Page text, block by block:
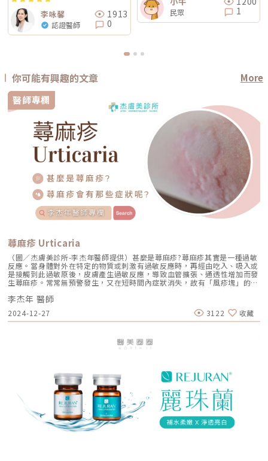
李咏馨
認證醫師
1913
0
民眾
1
你可能有興趣的文章
More
醫師專欄
蕁麻疹 Urticaria
（圖／杰膚美診所-李杰年醫師提供）甚麼是蕁麻疹?蕁麻疹其實是一種過敏
反應。當身體對外在特定的物質或刺激有過敏反應時，再經由吃入、吸入或
是接觸到此過敏原後，皮膚產生過敏反應，導致血管擴張、通透性增加而發
生蕁麻疹。常常無預警發生，又在短時間內症狀消失，故有「風疹塊」的俗
稱。一般分為急性蕁麻疹、慢性蕁麻疹及物理性蕁麻疹。蕁麻疹會有那些症
狀呢?皮膚會突起大小不一、界線清楚、紅或白隆起的膨疹(wheal)，當搔癢
到皮膚其他未發疹處，隨後也會引起膨疹。主要集中在手臂、臉及腿等部
位。若在嘴唇、眼這些皮膚薄的地方，因皮膚內血管擴張，通透性增加導致
腫脹，造成血管性水腫（angioedema）。蕁麻疹也可能發生在胃腸道及喉
疹好發在那些人身上?有三分之一的人都有過蕁麻疹經驗，大多為年輕女
性，其他包括過敏體質、感染、有遺傳病史、內分泌失調患者、生活壓力過
（Basophils）刺激免疫球蛋白IgE抗體產生作用，並產生釋放多種物質，
造成血管壁滲透性增加/腫脹，其中組織胺會引發癢、紅疹。當肥大細胞
（Mast Cell）在真皮或皮下組織被活化，就可能造成血管性水腫
（angioedema）。常見病因如下：吸入抗原：如花粉、毛髮、塵蟎、黴菌
孢子、動物毛髮及皮屑等。食物：如奶、蛋、堅果、花生、大豆、食品添加
物，魚、甲殼類海鮮等。藥物：如盤尼西林類、非類固醇類止痛藥、磺胺類
藥物、麻醉藥物等。昆蟲叮咬：跳蚤、蟎蟲、蜜蜂、螞蟻、錐蝽（俗稱接吻
蟲）等。接觸物：染髮劑，乳膠手套、金屬類等。物理因素：壓迫摩擦刺
李杰年 醫師
2024-12-27 3122 收藏